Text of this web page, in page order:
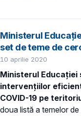
Ministerul
set de teme de
10 aprilie 2020
Ministerul
intervențiilor
COVID-19 pe
doua listă a temelor